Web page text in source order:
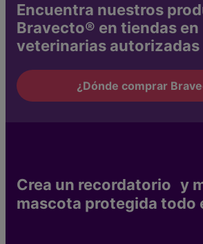
Encuentra nuestros
Bravecto® en tiendas en
veterinarias autorizadas
¿Dónde comprar
Crea un recordatorio y
mascota protegida todo